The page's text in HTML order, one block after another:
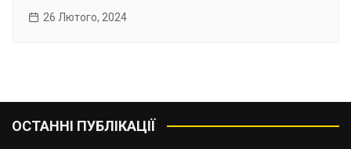
26 Лютого, 2024
ОСТАННІ ПУБЛІКАЦІЇ